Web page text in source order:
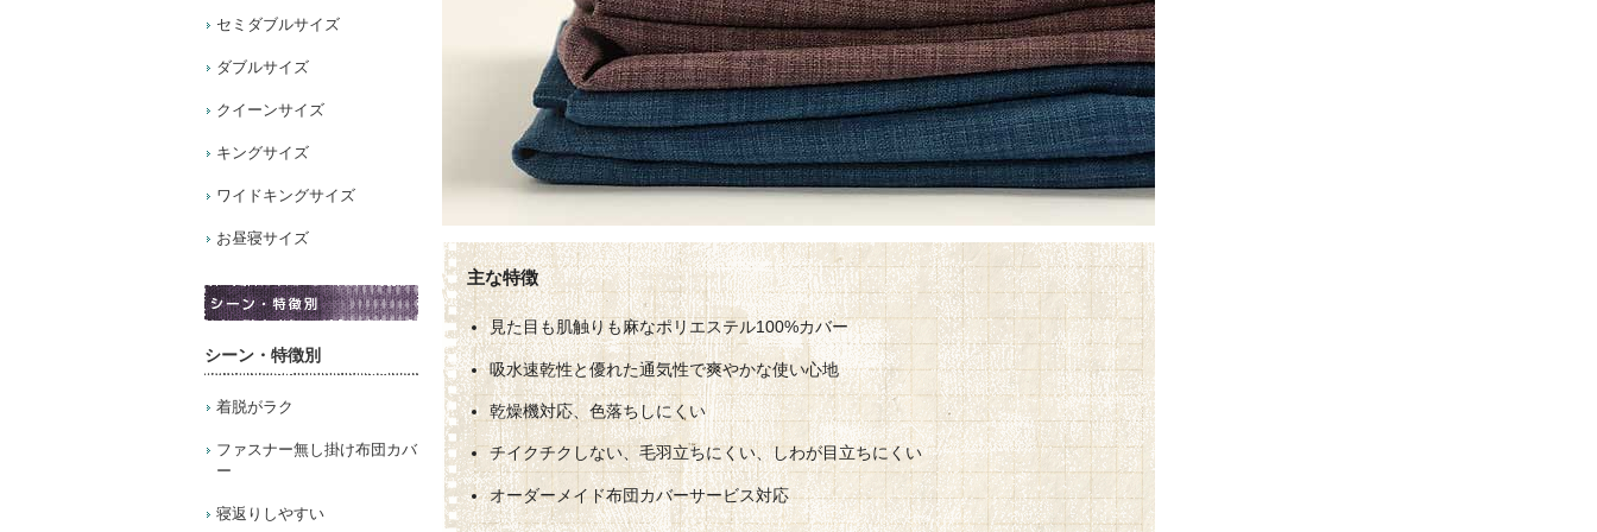
セミダブルサイズ
ダブルサイズ
クイーンサイズ
キングサイズ
ワイドキングサイズ
お昼寝サイズ
シーン・特徴別
着脱がラク
ファスナー無し掛け布団カバ
ー
寝返りしやすい
見た目も肌触りも麻なポリエステル100%カバー
吸水速乾性と優れた通気性で爽やかな使い心地
乾燥機対応、色落ちしにくい
チイクチクしない、毛羽立ちにくい、しわが目立ちにくい
オーダーメイド布団カバーサービス対応